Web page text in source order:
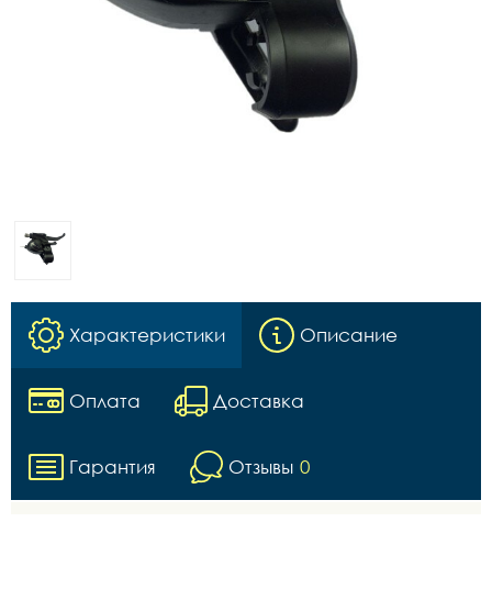
Характеристики Описание
Оплата Доставка
Гарантия Отзывы 0